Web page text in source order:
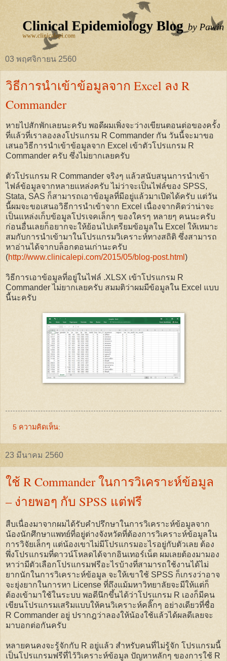
03 พฤศจิกายน 2560
วิธีการนำเข้าข้อมูลจาก Excel ลง R
Commander
หายไปสักพักเลยนะครับ พอดีผมเพิ่งจะว่างเขียนตอนต่อของครั้ง
ที่แล้วที่เราลองลงโปรแกรม R Commander กัน วันนี้จะมาขอ
เสนอวิธีการนำเข้าข้อมูลจาก Excel เข้าตัวโปรแกรม R
Commander ครับ ซึ่งไม่ยากเลยครับ
ตัวโปรแกรม R Commander จริงๆ แล้วสนับสนุนการนำเข้า
ไฟล์ข้อมูลจากหลายแหล่งครับ ไม่ว่าจะเป็นไฟล์ของ SPSS,
Stata, SAS ก็สามารถเอาข้อมูลที่มีอยู่แล้วมาเปิดได้ครับ แต่วัน
นี้ผมจะขอเสนอวิธีการนำเข้าจาก Excel เนื่องจากคิดว่าน่าจะ
เป็นแหล่งเก็บข้อมูลโปรเจคเล็กๆ ของใครๆ หลายๆ คนนะครับ
ก่อนอื่นเลยก็อยากจะให้ย้อนไปเตรียมข้อมูลใน Excel ให้เหมาะ
สมกับการนำเข้ามาในโปรแกรมวิเคราะห์ทางสถิติ ซึ่งสามารถ
หาอ่านได้จากบล็อกตอนเก่านะครับ
(http://www.clinicalepi.com/2015/05/blog-post.html )
วิธีการเอาข้อมูลที่อยู่ในไฟล์ .XLSX เข้าโปรแกรม R
Commander ไม่ยากเลยครับ สมมติว่าผมมีข้อมูลใน Excel แบบ
นี้นะครับ
5 ความคิดเห็น:
23 มีนาคม 2560
ใช้ R Commander ในการวิเคราะห์ข้อมูล
– ง่ายพอๆ กับ SPSS แต่ฟรี
สืบเนื่องมาจากผมได้รับคำปรึกษาในการวิเคราะห์ข้อมูลจาก
น้องนักศึกษาแพทย์ที่อยู่ต่างจังหวัดที่ต้องการวิเคราะห์ข้อมูลใน
การวิจัยเล็กๆ แต่น้องเขาไม่มีโปรแกรมอะไรอยู่กับตัวเลย ต้อง
พึ่งโปรแกรมที่ดาวน์โหลดได้จากอินเทอร์เน็ต ผมเลยต้องมามอง
หาว่ามีตัวเลือกโปรแกรมฟรีอะไรบ้างที่สามารถใช้งานได้ไม่
ยากนักในการวิเคราะห์ข้อมูล จะให้เขาใช้ SPSS ก็เกรงว่าอาจ
จะยุ่งยากในการหา License ที่ถึงแม้มหาวิทยาลัยจะมีให้แต่ก็
ต้องเข้ามาใช้ในระบบ พอดีนึกขึ้นได้ว่าโปรแกรม R เองก็มีคน
เขียนโปรแกรมเสริมแบบให้คนวิเคราะห์คลิ๊กๆ อย่างเดียวที่ชื่อ
R Commander อยู่ ปรากฎว่าลองให้น้องใช้แล้วได้ผลดีเลยจะ
มาบอกต่อกันครับ
หลายคนคงจะรู้จักกับ R อยู่แล้ว สำหรับคนที่ไม่รู้จัก โปรแกรมนี้
เป็นโปรแกรมฟรีที่ไว้วิเคราะห์ข้อมูล ปัญหาหลักๆ ของการใช้ R